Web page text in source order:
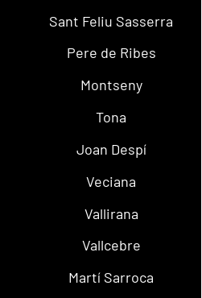
Sant Feliu Sasserra
Pere de Ribes
Montseny
Tona
Joan Despí
Veciana
Vallirana
Vallcebre
Martí Sarroca